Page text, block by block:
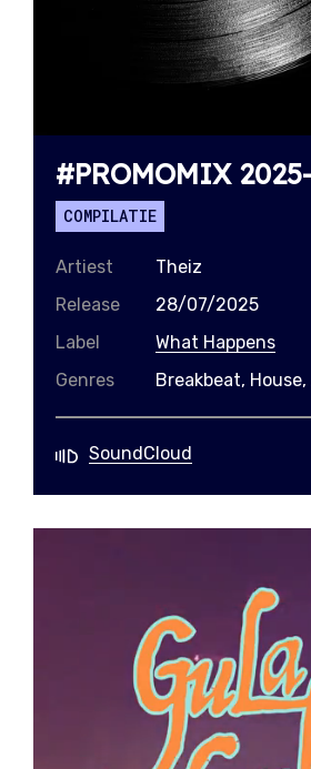
#PROMOMIX
COMPILATIE
Artiest
Theiz
Release
28/07/2025
Label
What Happens
Genres
Breakbeat,
SoundCloud